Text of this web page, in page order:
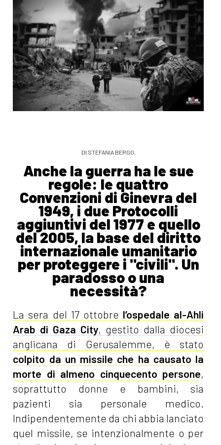
DI STEFANIA BERGO.
Anche la guerra ha le sue
regole: le quattro
Convenzioni di Ginevra del
1949, i due Protocolli
aggiuntivi del 1977 e quello
del 2005, la base del diritto
internazionale umanitario
per proteggere i "civili". Un
paradosso o una
necessità?
La sera del 17 ottobre l’ospedale al-Ahli
Arab di Gaza City, gestito dalla diocesi
anglicana di Gerusalemme, è stato
colpito da un missile che ha causato la
morte di almeno cinquecento persone,
soprattutto donne e bambini, sia
pazienti sia personale medico.
Indipendentemente da chi abbia lanciato
quel missile, se intenzionalmente o per